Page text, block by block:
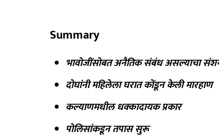
Summary
भावोजींसोबत अनैतिक संबंध असल्याचा
दोघांनी महिलेला घरात कोंडून केली मारहाण
कल्याणमधील धक्कादायक प्रकार
पोलिसांकडून तपास सुरू